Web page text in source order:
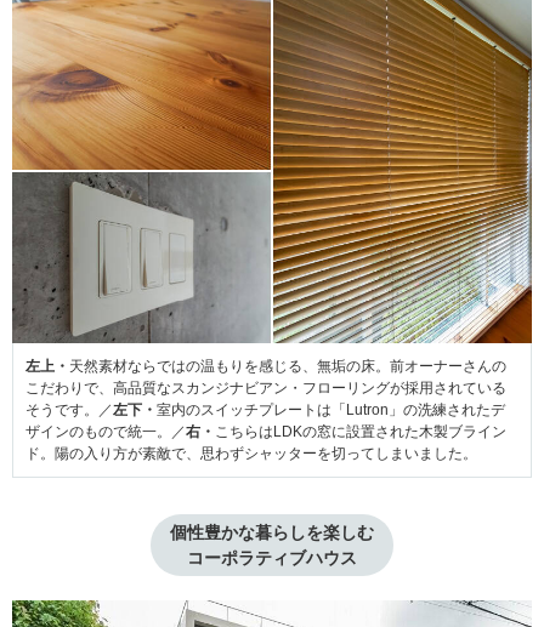
左上・ 天然素材ならではの温もりを感じる、無垢の床。前オーナーさんの
こだわりで、高品質なスカンジナビアン・フローリングが採用されている
そうです。／左下・ 室内のスイッチプレートは「Lutron」の洗練されたデ
ザインのもので統一。／右・ こちらはLDKの窓に設置された木製ブライン
ド。陽の入り方が素敵で、思わずシャッターを切ってしまいました。
個性豊かな暮らしを楽しむ
コーポラティブハウス